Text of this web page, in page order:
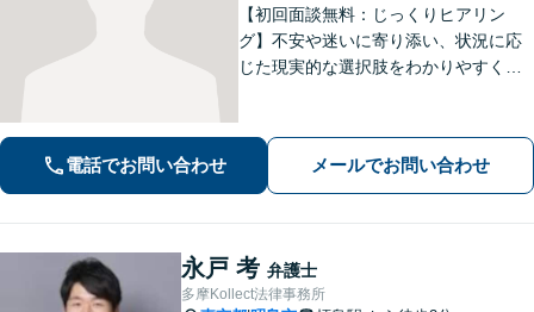
【初回面談無料：じっくりヒアリン
グ】不安や迷いに寄り添い、状況に応
じた現実的な選択肢をわかりやすくご
対応】【電話・オンライン面談可】
電話でお問い合わせ メールでお問い合わせ
永戸 考 弁護士
多摩Kollect法律事務所